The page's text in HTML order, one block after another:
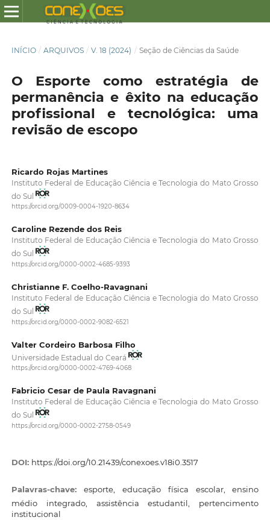
INÍCIO / ARQUIVOS / V. 18 (2024) / Seção de Ciências da Saúde
O Esporte como estratégia de
permanência e êxito na educação
profissional e tecnológica: uma
revisão de escopo
Ricardo Rojas Martines
Instituto Federal de Educação Ciência e Tecnologia do Mato Grosso
do Sul
https://orcid.org/0009-0004-1920-8634
Caroline Rezende dos Reis
Instituto Federal de Educação Ciência e Tecnologia do Mato Grosso
do Sul
https://orcid.org/0000-0002-4685-9393
Christianne F. Coelho-Ravagnani
Instituto Federal de Educação Ciência e Tecnologia do Mato Grosso
do Sul
https://orcid.org/0000-0002-9082-6521
Valter Cordeiro Barbosa Filho
Universidade Estadual do Ceará
https://orcid.org/0000-0002-4769-4068
Fabricio Cesar de Paula Ravagnani
Instituto Federal de Educação Ciência e Tecnologia do Mato Grosso
do Sul
https://orcid.org/0000-0002-2758-0549
DOI: https://doi.org/10.21439/conexoes.v18i0.3517
Palavras-chave:esporte, educação física escolar, ensino
médio integrado, assistência estudantil, pertencimento
institucional